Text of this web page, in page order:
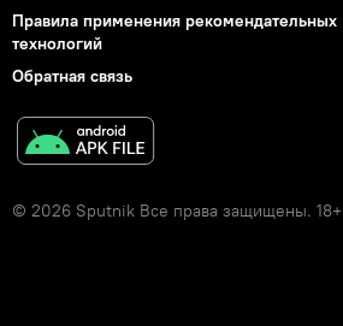
Правила применения рекомендательных
технологий
Обратная связь
© 2026 Sputnik Все права защищены. 18+